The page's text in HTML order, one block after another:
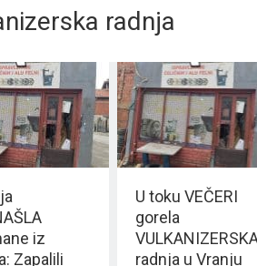
radnja
iz
Zapalili
U toku VEČERI
gorela
radnja u Vranju